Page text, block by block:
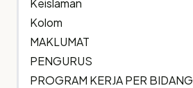
Kolom
MAKLUMAT
PENGURUS
PROGRAM KERJA PER BIDANG